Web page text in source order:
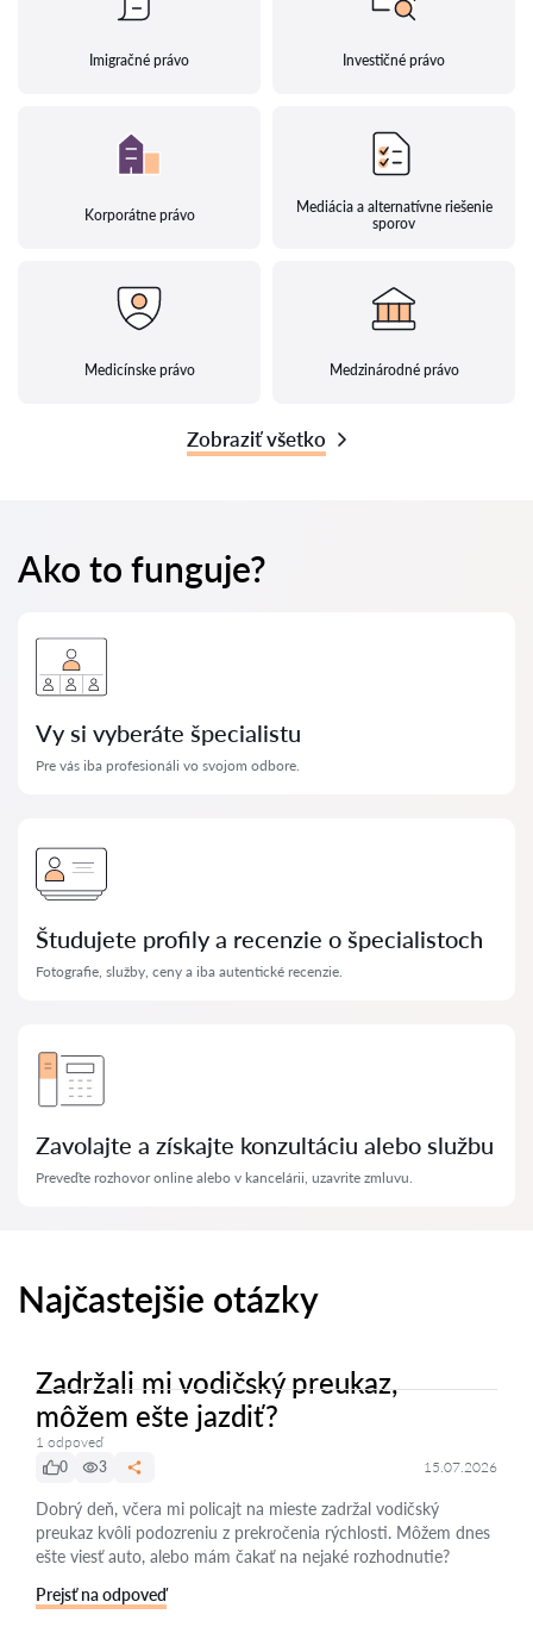
Imigračné právo Investičné právo
Korporátne právo
Mediácia a alternatívne riešenie
sporov
Medicínske právo Medzinárodné právo
Zobraziť všetko
Ako to funguje?
Vy si vyberáte špecialistu
Pre vás iba profesionáli vo svojom odbore.
Študujete profily a recenzie o špecialistoch
Fotografie, služby, ceny a iba autentické recenzie.
Zavolajte a získajte konzultáciu alebo službu
Preveďte rozhovor online alebo v kancelárii, uzavrite zmluvu.
Najčastejšie otázky
Zadržali mi vodičský preukaz,
môžem ešte jazdiť?
1 odpoveď
0
3 15.07.2026
Dobrý deň, včera mi policajt na mieste zadržal vodičský
preukaz kvôli podozreniu z prekročenia rýchlosti. Môžem dnes
ešte viesť auto, alebo mám čakať na nejaké rozhodnutie?
Prejsť na odpoveď